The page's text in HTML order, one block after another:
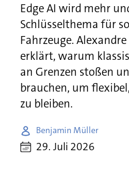
Edge AI wird mehr
Schlüsselthema für
Fahrzeuge.
erklärt, warum
an Grenzen stoßen
brauchen, um
zu bleiben.
Benjamin Müller
29. Juli 2026